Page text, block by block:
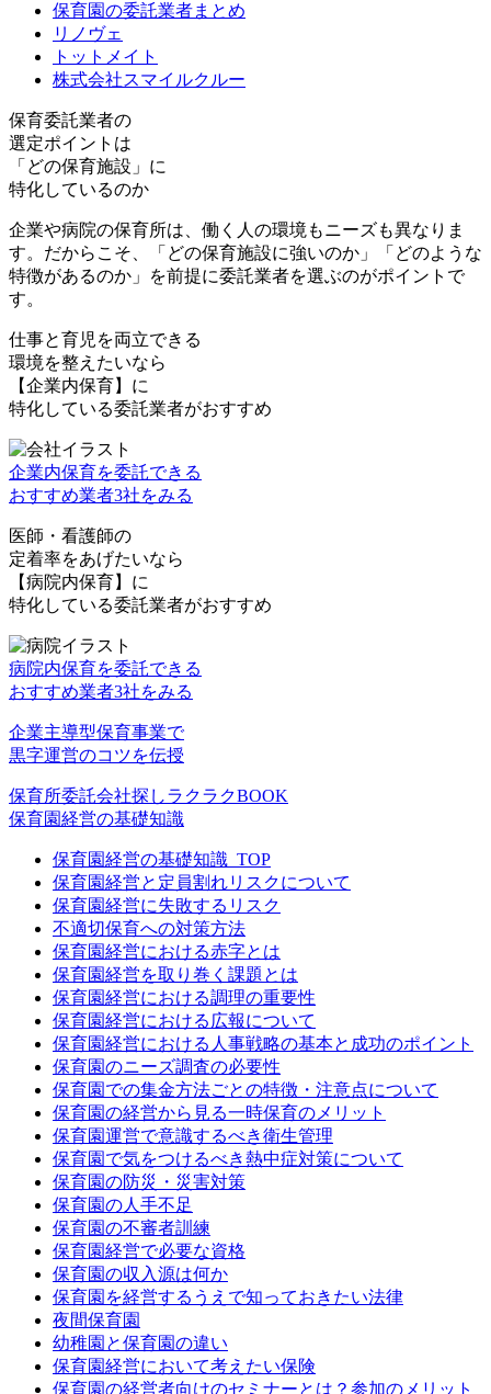
保育園の委託業者まとめ
リノヴェ
トットメイト
株式会社スマイルクルー
保育委託業者の
選定ポイントは
「どの保育施設」 に
特化しているのか
企業や病院の保育所は、働く人の環境もニーズも異なりま
す。だからこそ、「どの保育施設に強いのか」「どのような
特徴があるのか」を前提に委託業者を選ぶのがポイントで
す。
仕事と育児を両立できる
環境を整えたいなら
【企業内保育】に
特化している委託業者がおすすめ
企業内保育を委託できる
おすすめ業者3社をみる
医師・看護師の
定着率をあげたいなら
【病院内保育】に
特化している委託業者がおすすめ
病院内保育を委託できる
おすすめ業者3社をみる
企業主導型保育事業で
黒字運営のコツを伝授
保育所委託会社探しラクラクBOOK
保育園経営の基礎知識
保育園経営の基礎知識_TOP
保育園経営と定員割れリスクについて
保育園経営に失敗するリスク
不適切保育への対策方法
保育園経営における赤字とは
保育園経営を取り巻く課題とは
保育園経営における調理の重要性
保育園経営における広報について
保育園経営における人事戦略の基本と成功のポイント
保育園のニーズ調査の必要性
保育園での集金方法ごとの特徴・注意点について
保育園の経営から見る一時保育のメリット
保育園運営で意識するべき衛生管理
保育園で気をつけるべき熱中症対策について
保育園の防災・災害対策
保育園の人手不足
保育園の不審者訓練
保育園経営で必要な資格
保育園の収入源は何か
保育園を経営するうえで知っておきたい法律
夜間保育園
幼稚園と保育園の違い
保育園経営において考えたい保険
保育園の経営者向けのセミナーとは？参加のメリット